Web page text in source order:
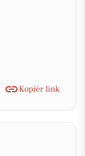
Kopiér link